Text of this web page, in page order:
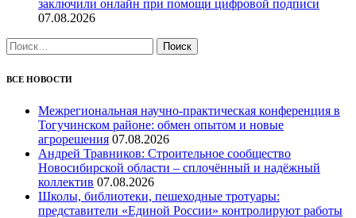
заключили онлайн при помощи цифровой подписи
07.08.2026
Найти:
ВСЕ НОВОСТИ
Межрегиональная научно‑практическая конференция в
Тогучинском районе: обмен опытом и новые
агрорешения 07.08.2026
Андрей Травников: Строительное сообщество
Новосибирской области – сплочённый и надёжный
коллектив 07.08.2026
Школы, библиотеки, пешеходные тротуары:
представители «Единой России» контролируют работы